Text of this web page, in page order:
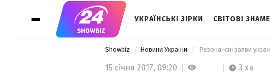
УКРАЇНСЬКІ ЗІРКИ СВІТОВІ
Showbiz Новини України
15 січня 2017, 09:20 3 хв